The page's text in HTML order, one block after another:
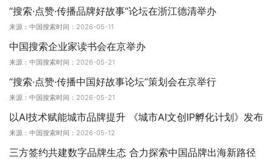
“非遗焕彩·文创筑梦”全国非遗文创大赛启动
“搜索·点赞·传播品牌好故事”论坛在浙江德清举办
来源：中国搜索时间：2026-05-11
中国搜索企业家读书会在京举办
来源：中国搜索时间：2026-05-21
“搜索·点赞·传播中国好故事论坛”策划会在京举行
来源：中国搜索时间：2026-05-21
以AI技术赋能城市品牌提升 《城市AI文创IP孵化计划》发布
来源：中国搜索时间：2026-05-12
三方签约共建数字品牌生态 合力探索中国品牌出海新路径